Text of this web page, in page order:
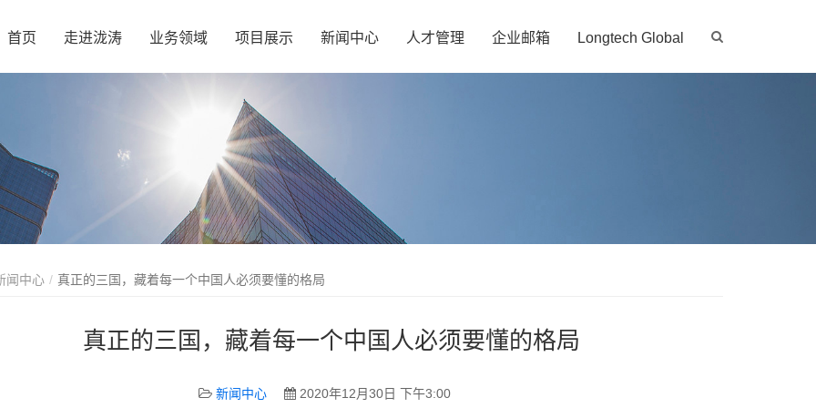
首页 走进泷涛 业务领域 项目展示 新闻中心 人才管理 企业邮箱 Longtech Global
闻中心 真正的三国，藏着每一个中国人必须要懂的格局
真正的三国，藏着每一个中国人必须要懂的格局
新闻中心 2020年12月30日 下午3:00